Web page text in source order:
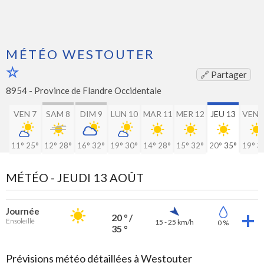
MÉTÉO WESTOUTER
🔗 Partager
8954 - Province de Flandre Occidentale
VEN 7
11° 25°
SAM 8
12° 28°
DIM 9
16° 32°
LUN 10
19° 30°
MAR 11
14° 28°
MER 12
15° 32°
JEU 13
20° 35°
VEN
19°
MÉTÉO - JEUDI 13 AOÛT
Journée
Ensoleillé
20 ° /
35 °
15 - 25 km/h 0 %
Prévisions météo détaillées à Westouter